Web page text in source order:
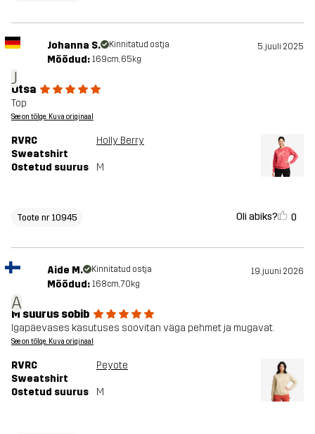
J
Johanna S. Kinnitatud ostja 5. juuli 2025
Mõõdud: 169cm, 65kg
Otsa
Top
See on tõlge. Kuva originaal
RVRC
Sweatshirt
Holly Berry
Ostetud suurus M
Toote nr 10945 Oli abiks? 0
A
Aide M. Kinnitatud ostja 19. juuni 2026
Mõõdud: 168cm, 70kg
M suurus sobib
Igapäevases kasutuses soovitan väga pehmet ja mugavat.
See on tõlge. Kuva originaal
RVRC
Sweatshirt
Peyote
Ostetud suurus M